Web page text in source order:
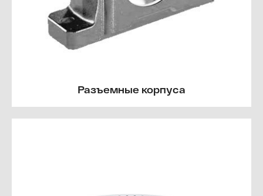
Разъемные корпуса